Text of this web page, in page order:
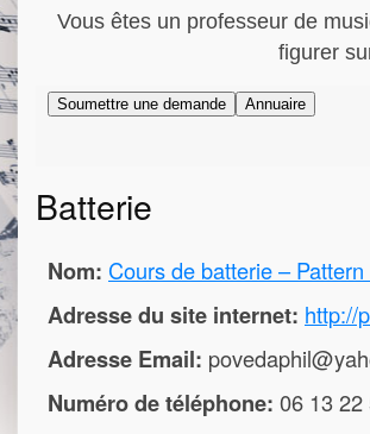
Vous êtes un professeur de
figurer
Batterie
Nom: Cours de batterie –
Adresse du site internet: http://
Adresse Email:
Numéro de téléphone: 06 13 22